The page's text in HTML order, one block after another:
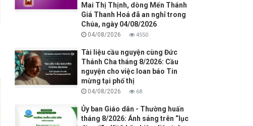
Mai Thị Thịnh, dòng Mến Thánh
Giá Thanh Hoá đã an nghỉ trong
Chúa, ngày 04/08/2026
04/08/2026 4550
Tài liệu cầu nguyện cùng Đức
Thánh Cha tháng 8/2026: Cầu
nguyện cho việc loan báo Tin
mừng tại phố thị
04/08/2026 68
Ủy ban Giáo dân - Thường huấn
tháng 8/2026: Ánh sáng trên “lục